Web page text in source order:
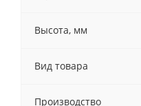
Высота, мм
Вид товара
Производство